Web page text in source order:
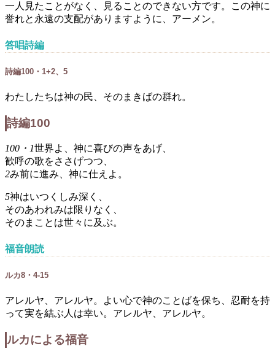
一人見たことがなく、見ることのできない方です。この神に
誉れと永遠の支配がありますように、アーメン。
答唱詩編
詩編100・1+2、5
わたしたちは神の民、そのまきばの群れ。
詩編100
100・1世界よ、神に喜びの声をあげ、
歓呼の歌をささげつつ、
2み前に進み、神に仕えよ。
5神はいつくしみ深く、
そのあわれみは限りなく、
そのまことは世々に及ぶ。
福音朗読
ルカ8・4-15
アレルヤ、アレルヤ。よい心で神のことばを保ち、忍耐を持
って実を結ぶ人は幸い。アレルヤ、アレルヤ。
ルカによる福音